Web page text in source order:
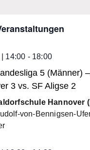
14:00 - 18:00
5 (Männer)
3 vs. SF Aligse 2
Hannover
von-Bennigsen-